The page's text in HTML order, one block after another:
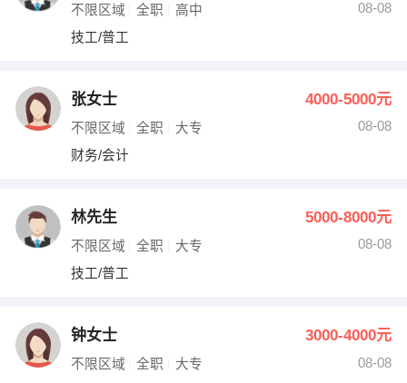
不限区域 全职 高中
08-08
技工/普工
张女士 4000-5000元
不限区域 全职 大专
08-08
财务/会计
林先生 5000-8000元
不限区域 全职 大专
08-08
技工/普工
钟女士 3000-4000元
不限区域 全职 大专
08-08